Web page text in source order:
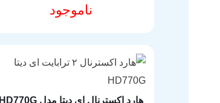
ناموجود
هارد اکسترنال ای دیتا مدل HD770G